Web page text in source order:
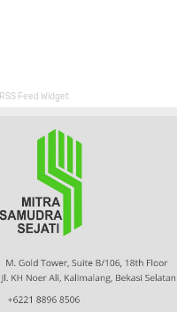
RSS Feed Widget